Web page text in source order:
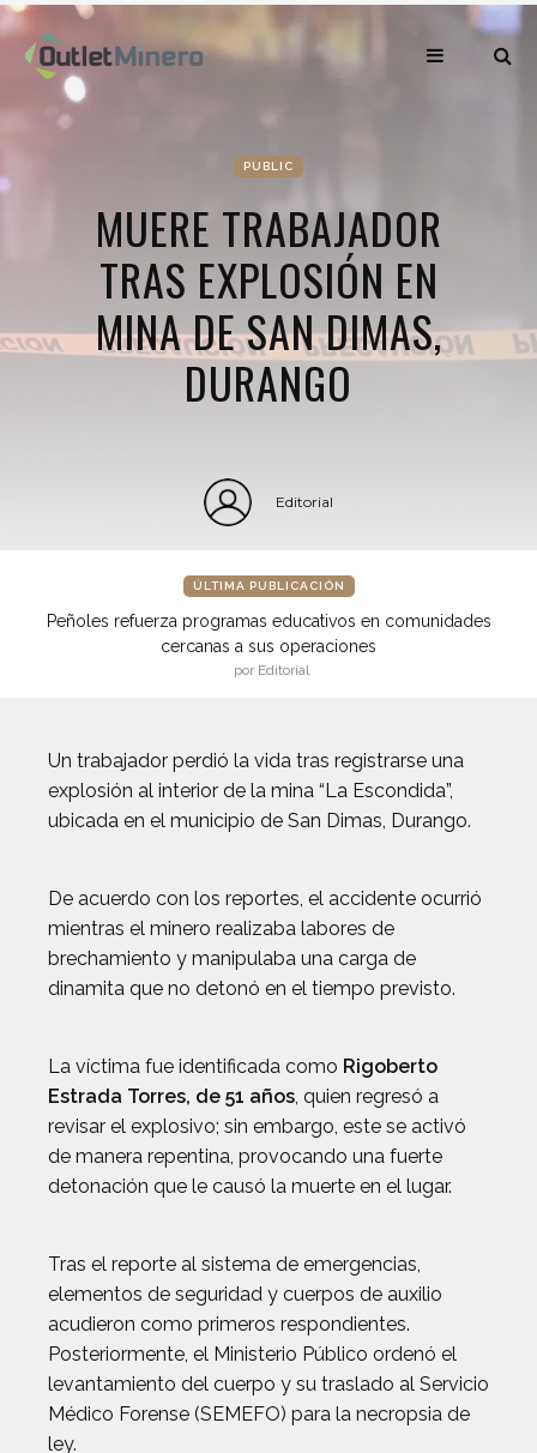
PUBLIC
MUERE TRABAJADOR
TRAS EXPLOSIÓN EN
MINA DE SAN DIMAS,
DURANGO
Editorial
ÚLTIMA PUBLICACIÓN
Peñoles refuerza programas educativos en comunidades
cercanas a sus operaciones
por Editorial
Un trabajador perdió la vida tras registrarse una
explosión al interior de la mina “La Escondida”,
ubicada en el municipio de San Dimas, Durango.
De acuerdo con los reportes, el accidente ocurrió
mientras el minero realizaba labores de
brechamiento y manipulaba una carga de
dinamita que no detonó en el tiempo previsto.
La víctima fue identificada como Rigoberto
Estrada Torres, de 51 años, quien regresó a
revisar el explosivo; sin embargo, este se activó
de manera repentina, provocando una fuerte
detonación que le causó la muerte en el lugar.
Tras el reporte al sistema de emergencias,
elementos de seguridad y cuerpos de auxilio
acudieron como primeros respondientes.
Posteriormente, el Ministerio Público ordenó el
levantamiento del cuerpo y su traslado al Servicio
Médico Forense (SEMEFO) para la necropsia de
ley.